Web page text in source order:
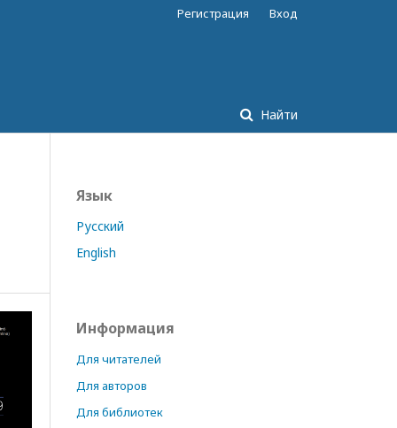
Найти
Регистрация Вход
Язык
Русский
English
Информация
Для читателей
Для авторов
Для библиотек